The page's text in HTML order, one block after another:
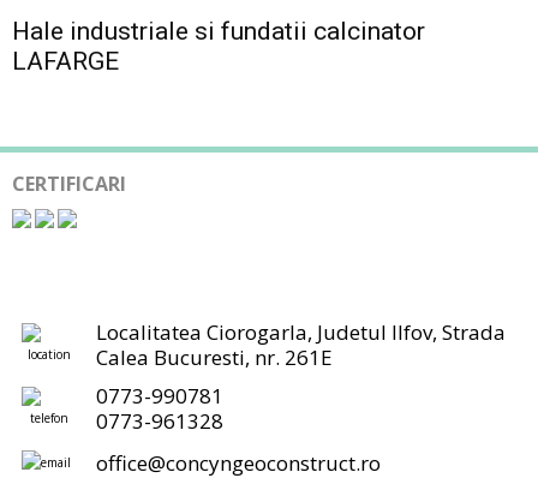
Hale industriale si fundatii calcinator
LAFARGE
CERTIFICARI
Localitatea Ciorogarla, Judetul Ilfov, Strada
Calea Bucuresti, nr. 261E
0773-990781
0773-961328
office@concyngeoconstruct.ro